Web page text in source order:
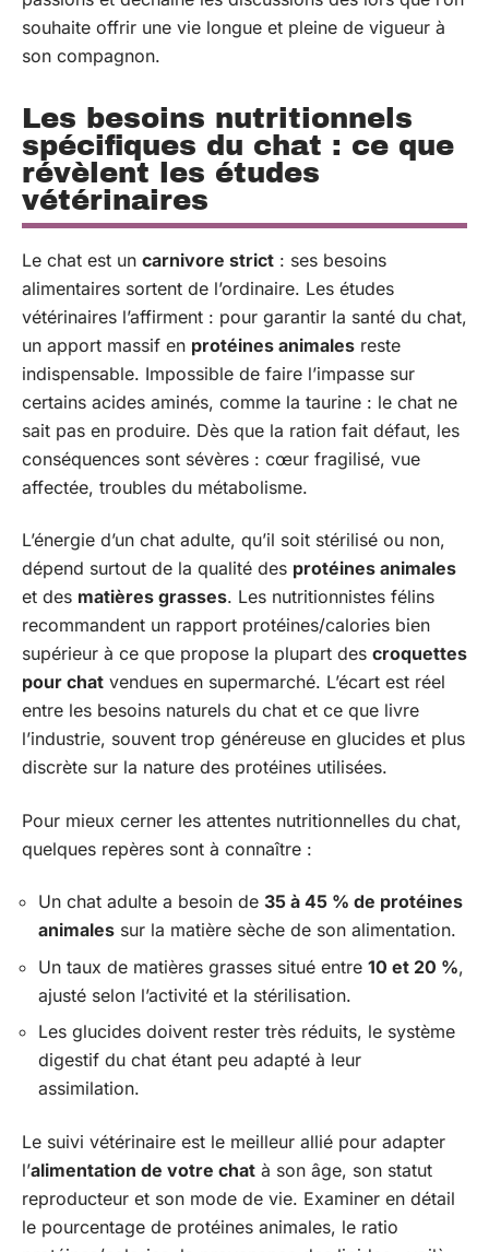
souhaite offrir une vie longue et pleine de vigueur à
son compagnon.
Les besoins nutritionnels
spécifiques du chat : ce que
révèlent les études
vétérinaires
Le chat est un carnivore strict : ses besoins
alimentaires sortent de l’ordinaire. Les études
vétérinaires l’affirment : pour garantir la santé du chat,
un apport massif en protéines animales reste
indispensable. Impossible de faire l’impasse sur
certains acides aminés, comme la taurine : le chat ne
sait pas en produire. Dès que la ration fait défaut, les
conséquences sont sévères : cœur fragilisé, vue
affectée, troubles du métabolisme.
L’énergie d’un chat adulte, qu’il soit stérilisé ou non,
dépend surtout de la qualité des protéines animales
et des matières grasses. Les nutritionnistes félins
recommandent un rapport protéines/calories bien
supérieur à ce que propose la plupart des croquettes
pour chat vendues en supermarché. L’écart est réel
entre les besoins naturels du chat et ce que livre
l’industrie, souvent trop généreuse en glucides et plus
discrète sur la nature des protéines utilisées.
Pour mieux cerner les attentes nutritionnelles du chat,
quelques repères sont à connaître :
Un chat adulte a besoin de 35 à 45 % de protéines
animales sur la matière sèche de son alimentation.
Un taux de matières grasses situé entre 10 et 20 %,
ajusté selon l’activité et la stérilisation.
Les glucides doivent rester très réduits, le système
digestif du chat étant peu adapté à leur
assimilation.
Le suivi vétérinaire est le meilleur allié pour adapter
l’alimentation de votre chat à son âge, son statut
reproducteur et son mode de vie. Examiner en détail
le pourcentage de protéines animales, le ratio